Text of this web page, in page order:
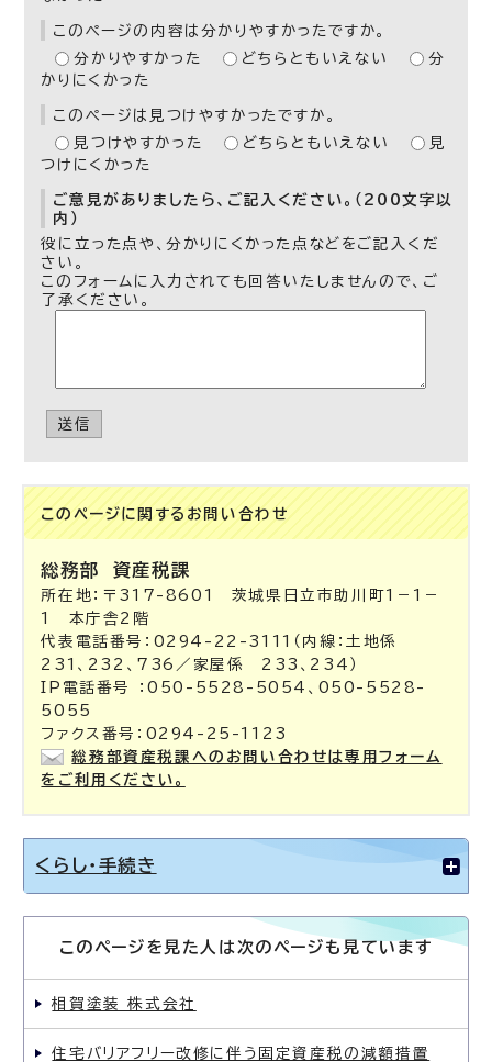
このページの内容は分かりやすかったですか。
分かりやすかった
どちらともいえない
分
かりにくかった
このページは見つけやすかったですか。
見つけやすかった
どちらともいえない
見
つけにくかった
ご意見がありましたら、ご記入ください。（200文字以
内）
役に立った点や、分かりにくかった点などをご記入くだ
さい。
このフォームに入力されても回答いたしませんので、ご
了承ください。
送信
このページに関する お問い合わせ
総務部 資産税課
所在地：〒317-8601 茨城県日立市助川町1－1－
1 本庁舎2階
代表電話番号：0294-22-3111（内線：土地係
231、232、736／家屋係 233、234）
IP電話番号 ：050-5528-5054、050-5528-
5055
ファクス番号：0294-25-1123
総務部資産税課へのお問い合わせは専用フォーム
をご利用ください。
くらし・手続き
このページを見た人は次のページも見ています
相賀塗装 株式会社
住宅バリアフリー改修に伴う固定資産税の減額措置